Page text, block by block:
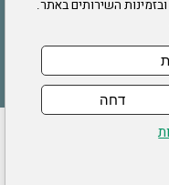
השירותים באתר.
דחה
אישיים